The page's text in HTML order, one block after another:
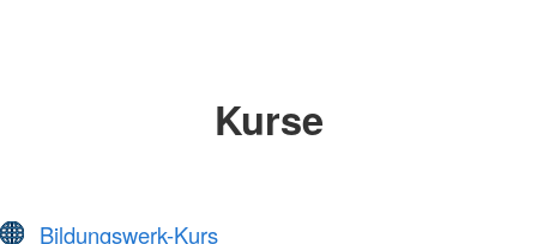
Kurse
Bildungswerk-Kurs